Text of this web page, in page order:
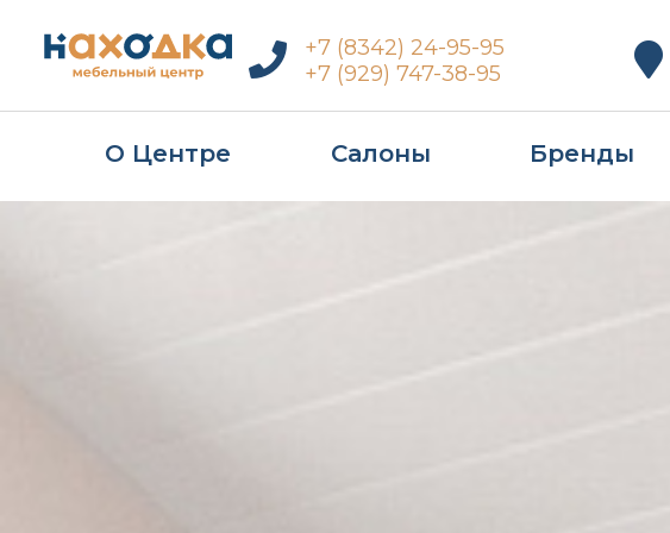
+7 (8342) 24-95-95
+7 (929) 747-38-95
О Центре Салоны Бренды